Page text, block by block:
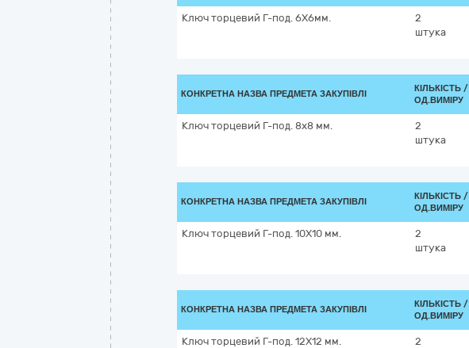
Ключ торцевий Г-под. 6Х6мм.
2
штука
КОНКРЕТНА НАЗВА ПРЕДМЕТА ЗАКУПІВЛІ
КІЛЬКІСТЬ /
ОД.ВИМІРУ
Ключ торцевий Г-под. 8x8 мм.
2
штука
КОНКРЕТНА НАЗВА ПРЕДМЕТА ЗАКУПІВЛІ
КІЛЬКІСТЬ /
ОД.ВИМІРУ
Ключ торцевий Г-под. 10Х10 мм.
2
штука
КОНКРЕТНА НАЗВА ПРЕДМЕТА ЗАКУПІВЛІ
КІЛЬКІСТЬ /
ОД.ВИМІРУ
Ключ торцевий Г-под. 12X12 мм.
2